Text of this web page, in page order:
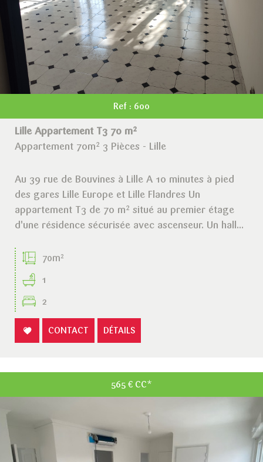
5KM 10KM 25KM
Ref : 600
Lille Appartement T3 70 m²
Appartement 70m² 3 Pièces - Lille
Au 39 rue de Bouvines à Lille A 10 minutes à pied
des gares Lille Europe et Lille Flandres Un
appartement T3 de 70 m² situé au premier étage
d'une résidence sécurisée avec ascenseur. Un hall...
70m²
1
2
CONTACT DÉTAILS
565 € CC*